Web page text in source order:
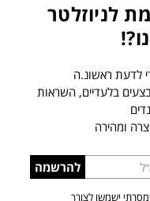
לניוזלטר
לדעת ראשונ.ה
בלעדיים, השראות
ומהירה
להרשמה
ישמשו לצורך